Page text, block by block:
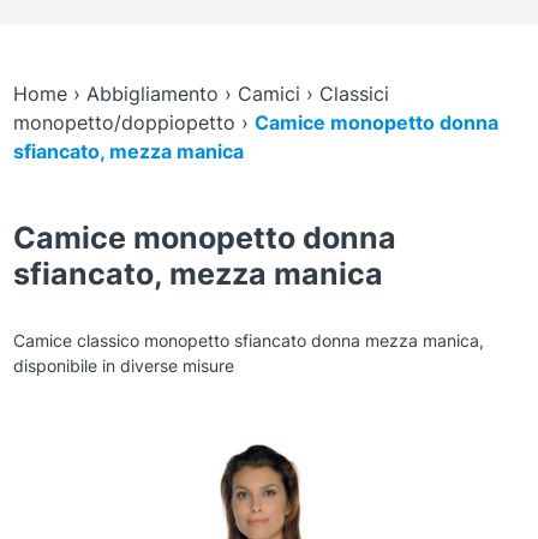
Home› Abbigliamento › Camici › Classici
monopetto/doppiopetto › Camice monopetto donna
sfiancato, mezza manica
Camice monopetto donna
sfiancato, mezza manica
Camice classico monopetto sfiancato donna mezza manica,
disponibile in diverse misure